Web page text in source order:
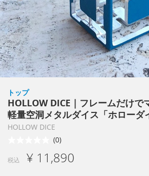
トップ
HOLLOW DICE｜フレームだけで
軽量空洞メタルダイス「ホローダ
HOLLOW DICE
(0)
税込 ¥ 11,890